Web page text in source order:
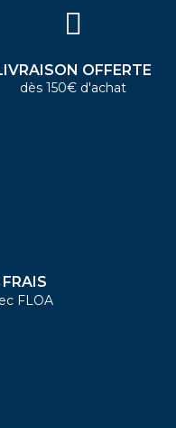
OFFERTE
dès 150€ d'achat
FLOA